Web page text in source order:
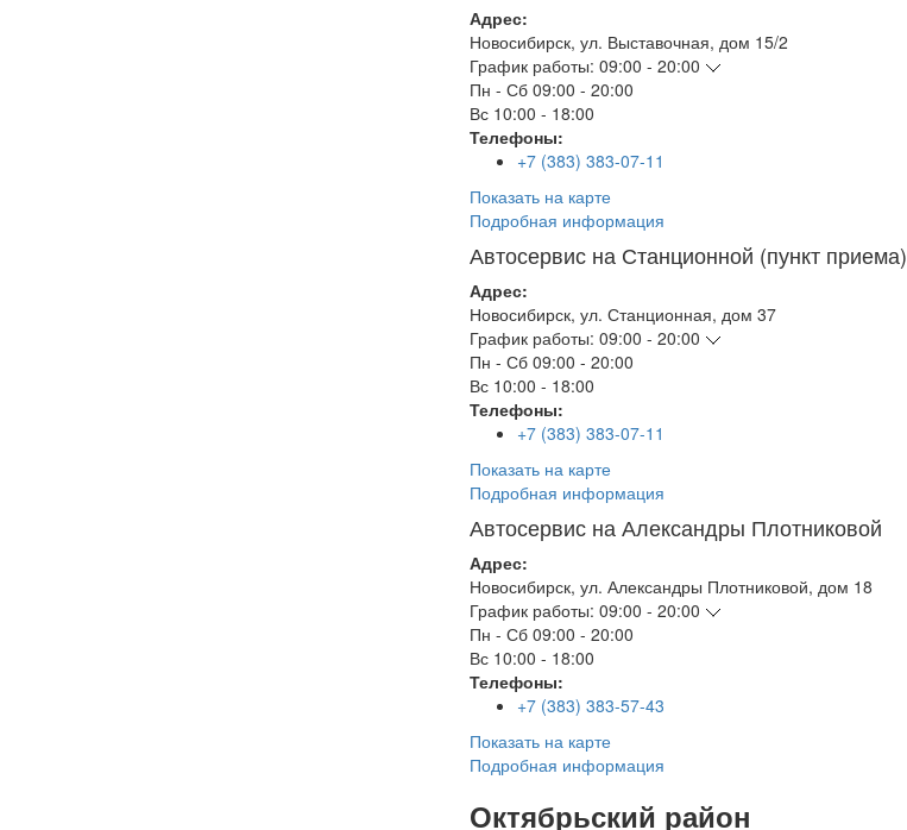
Адрес:
Новосибирск, ул. Выставочная, дом 15/2
График работы: 09:00 - 20:00
Пн - Сб 09:00 - 20:00
Вс 10:00 - 18:00
Телефоны:
+7 (383) 383-07-11
Показать на карте
Подробная информация
Автосервис на Станционной (пункт приема)
Адрес:
Новосибирск, ул. Станционная, дом 37
График работы: 09:00 - 20:00
Пн - Сб 09:00 - 20:00
Вс 10:00 - 18:00
Телефоны:
+7 (383) 383-07-11
Показать на карте
Подробная информация
Автосервис на Александры Плотниковой
Адрес:
Новосибирск, ул. Александры Плотниковой, дом 18
График работы: 09:00 - 20:00
Пн - Сб 09:00 - 20:00
Вс 10:00 - 18:00
Телефоны:
+7 (383) 383-57-43
Показать на карте
Подробная информация
Октябрьский район